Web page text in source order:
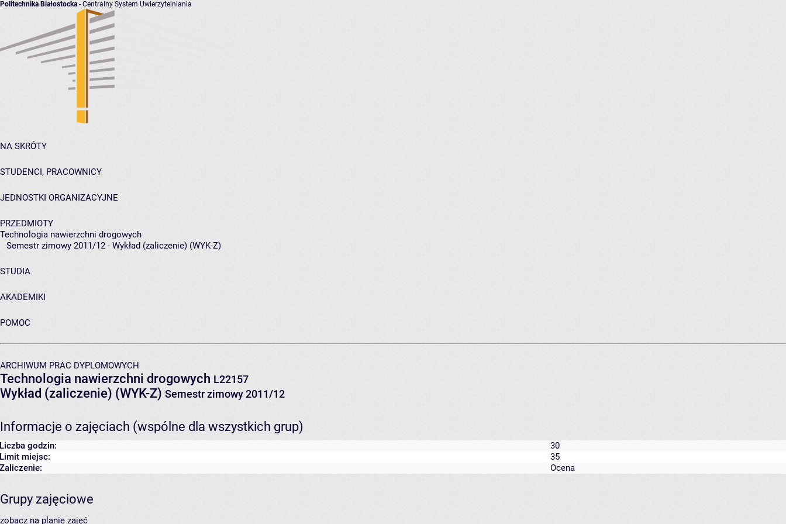
Politechnika Białostocka - Centralny System Uwierzytelniania
NA SKRÓTY
STUDENCI, PRACOWNICY
JEDNOSTKI ORGANIZACYJNE
PRZEDMIOTY
Technologia nawierzchni drogowych
Semestr zimowy 2011/12 - Wykład (zaliczenie) (WYK-Z)
STUDIA
AKADEMIKI
POMOC
ARCHIWUM PRAC DYPLOMOWYCH
Technologia nawierzchni drogowych L22157
Wykład (zaliczenie) (WYK-Z) Semestr zimowy 2011/12
Informacje o zajęciach (wspólne dla wszystkich grup)
Liczba godzin:
30
Limit miejsc:
35
Zaliczenie:
Ocena
Grupy zajęciowe
zobacz na planie zajęć